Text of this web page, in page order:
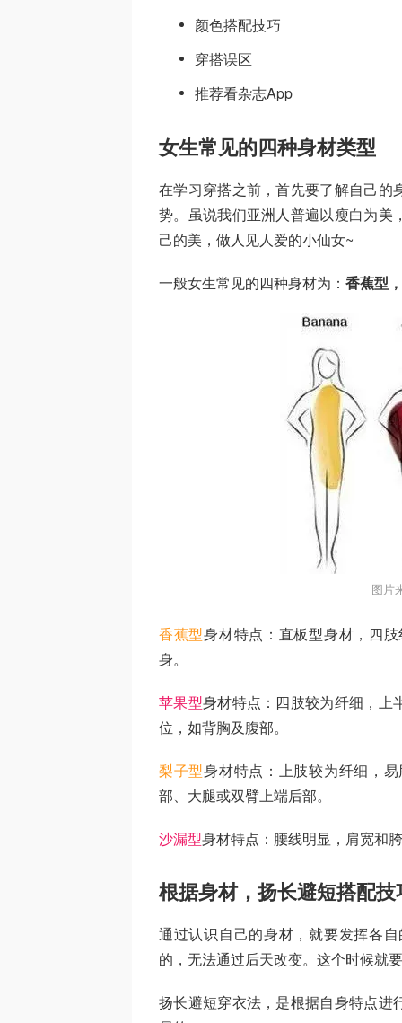
颜色搭配技巧
穿搭误区
推荐看杂志App
女生常见的四种身材类型
在学习穿搭之前，首先要了解自己的
势。虽说我们亚洲人普遍以瘦白为美
己的美，做人见人爱的小仙女~
一般女生常见的四种身材为： 香蕉型
图片
香蕉型身材特点：直板型身材，四
身。
苹果型身材特点：四肢较为纤细，上
位，如背胸及腹部。
梨子型身材特点：上肢较为纤细，
部、大腿或双臂上端后部。
沙漏型身材特点：腰线明显，肩宽和
根据身材，扬长避短搭配技
通过认识自己的身材，就要发挥各
的，无法通过后天改变。这个时候就
扬长避短穿衣法，是根据自身特点进